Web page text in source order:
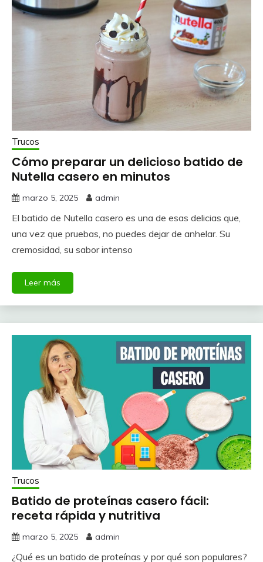
Trucos
Cómo preparar un delicioso batido de
Nutella casero en minutos
marzo 5, 2025 admin
El batido de Nutella casero es una de esas delicias que,
una vez que pruebas, no puedes dejar de anhelar. Su
cremosidad, su sabor intenso
Leer más
Trucos
Batido de proteínas casero fácil:
receta rápida y nutritiva
marzo 5, 2025 admin
¿Qué es un batido de proteínas y por qué son populares?